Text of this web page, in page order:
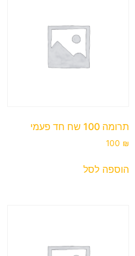
תרומה 100 שח חד פעמי
100 ₪
הוספה לסל